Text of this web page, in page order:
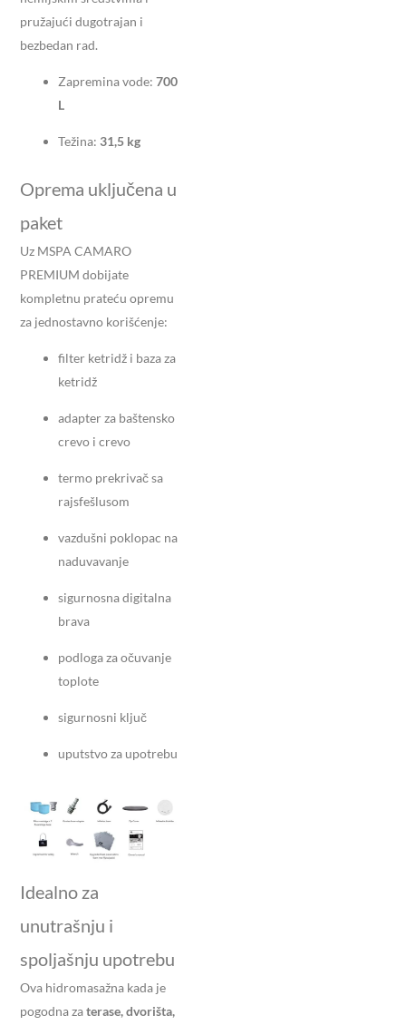
pružajući dugotrajan i
bezbedan rad.
Zapremina vode: 700
L
Težina: 31,5 kg
Oprema uključena u
paket
Uz MSPA CAMARO
PREMIUM dobijate
kompletnu prateću opremu
za jednostavno korišćenje:
filter ketridž i baza za
ketridž
adapter za baštensko
crevo i crevo
termo prekrivač sa
rajsfešlusom
vazdušni poklopac na
naduvavanje
sigurnosna digitalna
brava
podloga za očuvanje
toplote
sigurnosni ključ
uputstvo za upotrebu
Idealno za
unutrašnju i
spoljašnju upotrebu
Ova hidromasažna kada je
pogodna zaterase, dvorišta,